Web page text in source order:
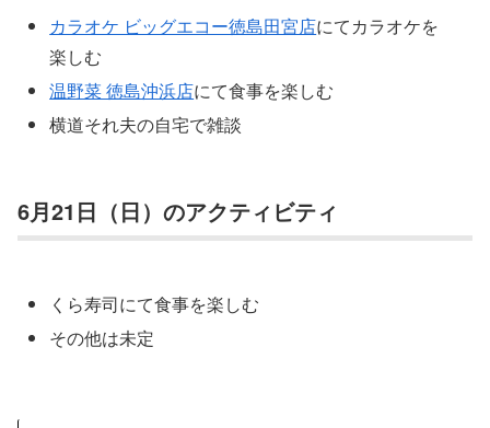
カラオケ ビッグエコー徳島田宮店にてカラオケを
楽しむ
温野菜 徳島沖浜店にて食事を楽しむ
横道それ夫の自宅で雑談
6月21日（日）のアクティビティ
くら寿司にて食事を楽しむ
その他は未定